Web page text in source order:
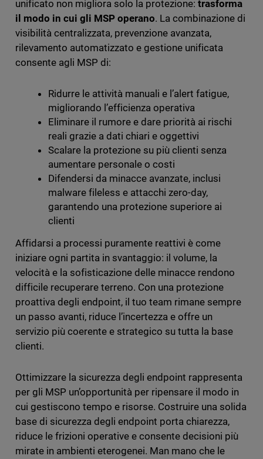
unificato non migliora solo la protezione:trasforma
il modo in cui gli MSP operano. La combinazione di
visibilità centralizzata, prevenzione avanzata,
rilevamento automatizzato e gestione unificata
consente agli MSP di:
Ridurre le attività manuali e l’alert fatigue,
migliorando l’efficienza operativa
Eliminare il rumore e dare priorità ai rischi
reali grazie a dati chiari e oggettivi
Scalare la protezione su più clienti senza
aumentare personale o costi
Difendersi da minacce avanzate, inclusi
malware fileless e attacchi zero-day,
garantendo una protezione superiore ai
clienti
Affidarsi a processi puramente reattivi è come
iniziare ogni partita in svantaggio: il volume, la
velocità e la sofisticazione delle minacce rendono
difficile recuperare terreno. Con una protezione
proattiva degli endpoint, il tuo team rimane sempre
un passo avanti, riduce l’incertezza e offre un
servizio più coerente e strategico su tutta la base
clienti.
Ottimizzare la sicurezza degli endpoint rappresenta
per gli MSP un’opportunità per ripensare il modo in
cui gestiscono tempo e risorse. Costruire una solida
base di sicurezza degli endpoint porta chiarezza,
riduce le frizioni operative e consente decisioni più
mirate in ambienti eterogenei. Man mano che le